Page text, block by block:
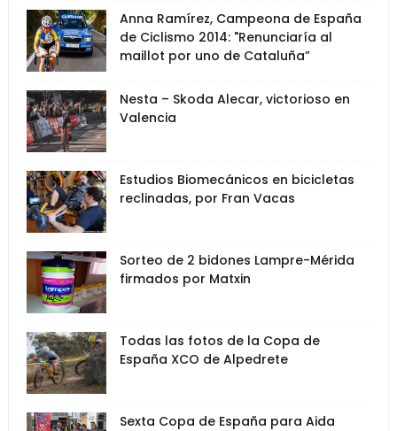
Anna Ramírez, Campeona de España
de Ciclismo 2014: "Renunciaría al
maillot por uno de Cataluña”
Nesta – Skoda Alecar, victorioso en
Valencia
Estudios Biomecánicos en bicicletas
reclinadas, por Fran Vacas
Sorteo de 2 bidones Lampre-Mérida
firmados por Matxin
Todas las fotos de la Copa de
España XCO de Alpedrete
Sexta Copa de España para Aida